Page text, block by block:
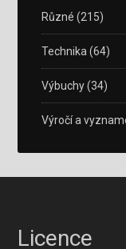
Různé (215)
Technika (64)
Výbuchy(34)
Výročí a
Licence